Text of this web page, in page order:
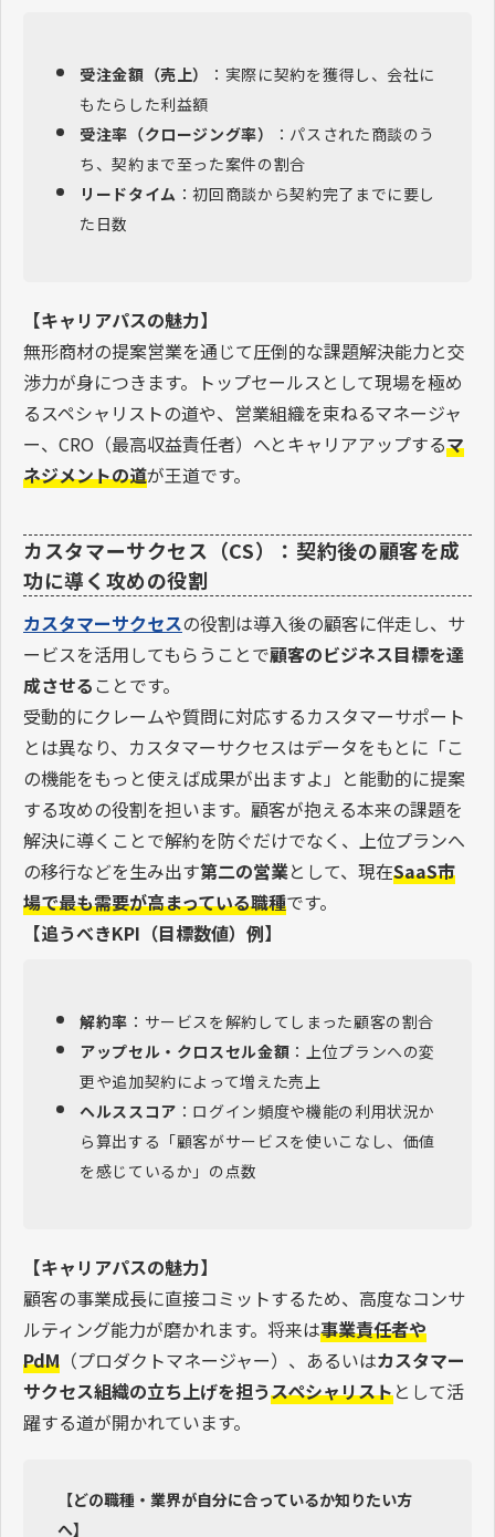
受注金額（売上）
：実際に契約を獲得し、会社に
もたらした利益額
受注率（クロージング率）
：パスされた商談のう
ち、契約まで至った案件の割合
リードタイム ：初回商談から契約完了までに要し
た日数
【キャリアパスの魅力】
無形商材の提案営業を通じて圧倒的な課題解決能力と交
渉力が身につきます。トップセールスとして現場を極め
るスペシャリストの道や、営業組織を束ねるマネージャ
ー、CRO（最高収益責任者）へとキャリアアップするマ
ネジメントの道が王道です。
カスタマーサクセス（CS）：契約後の顧客を成
功に導く攻めの役割
カスタマーサクセスの役割は導入後の顧客に伴走し、サ
ービスを活用してもらうことで顧客のビジネス目標を達
成させる ことです。
受動的にクレームや質問に対応するカスタマーサポート
とは異なり、カスタマーサクセスはデータをもとに「こ
の機能をもっと使えば成果が出ますよ」と能動的に提案
する攻めの役割を担います。顧客が抱える本来の課題を
解決に導くことで解約を防ぐだけでなく、上位プランへ
の移行などを生み出す第二の営業として、現在SaaS市
場で最も需要が高まっている職種です。
【追うべきKPI（目標数値）例】
解約率 ：サービスを解約してしまった顧客の割合
アップセル・クロスセル金額 ：上位プランへの変
更や追加契約によって増えた売上
ヘルススコア ：ログイン頻度や機能の利用状況か
ら算出する「顧客がサービスを使いこなし、価値
を感じているか」の点数
【キャリアパスの魅力】
顧客の事業成長に直接コミットするため、高度なコンサ
ルティング能力が磨かれます。将来は事業責任者や
PdM （プロダクトマネージャー）、あるいはカスタマー
サクセス組織の立ち上げを担うスペシャリストとして活
躍する道が開かれています。
【どの職種・業界が自分に合っているか知りたい方
へ】